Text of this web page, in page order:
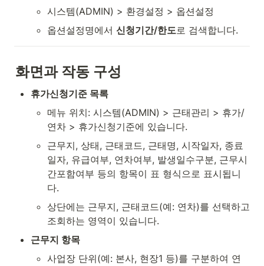
시스템(ADMIN) > 환경설정 > 옵션설정
옵션설정명에서 신청기간/한도로 검색합니다.
화면과 작동 구성
휴가신청기준 목록
메뉴 위치: 시스템(ADMIN) > 근태관리 > 휴가/
연차 > 휴가신청기준에 있습니다.
근무지, 상태, 근태코드, 근태명, 시작일자, 종료
일자, 유급여부, 연차여부, 발생일수구분, 근무시
간포함여부 등의 항목이 표 형식으로 표시됩니
다.
상단에는 근무지, 근태코드(예: 연차)를 선택하고
조회하는 영역이 있습니다.
근무지 항목
사업장 단위(예: 본사, 현장1 등)를 구분하여 연